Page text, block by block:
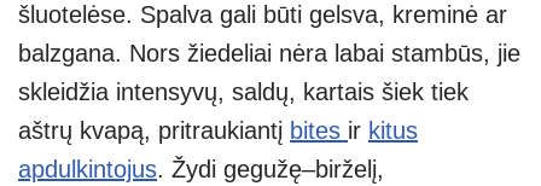
šluotelėse. Spalva gali būti gelsva, kreminė ar
balzgana. Nors žiedeliai nėra labai stambūs, jie
skleidžia intensyvų, saldų, kartais šiek tiek
aštrų kvapą, pritraukiantį bites ir kitus
apdulkintojus. Žydi gegužę–birželį,